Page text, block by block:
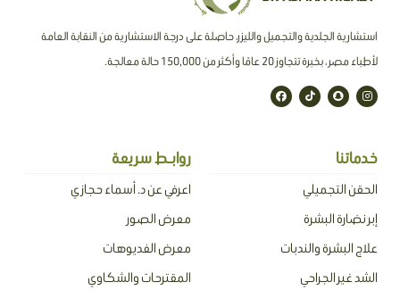
استشارية الجلدية والتجميل والليزر، حاصلة على درجة الاستشارية من النقابة العامة
لأطباء مصر ، بخبرة تتجاوز 20 عامًا وأكثر من 150,000 حالة معالجة.
I
n
s
a
S
n
a
a
t
T
i
k
F
a
c
خدماتنا
الحقن التجميلي
إبر نضارة البشرة
علاج البشرة والندبات
الشد غير الجراحي
روابـط سريعة
اعرفي عن د. أسماء حجازي
معرض الصور
معرض الفديوهات
المقترحات والشكاوي